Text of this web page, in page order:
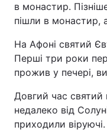
ПОСЛУГИ
Реклама на сайті
в монастир.
пішли в монастир,
На Афоні святий
Перші три роки
прожив у печері,
Довгий час святий
недалеко від
приходили